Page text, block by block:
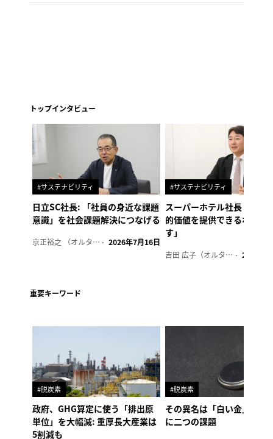
トップインタビュー
#サステナビリティ
日立SC社長: 「社員の身近な課題
意識」を社会課題解決につなげる
京正裕之 （オルタナ副編集長） 2026年7月16日
#サステナビリティ
スーパーホテル社長「地域
的価値を提供できるホテル
す」
吉田 広子（オルタナ輪番編集長） 2026年6
重要キーワード
#脱炭素
政府、GHG算定に使う「排出原
単位」を大幅減: 重厚長大産業は
5割減も
#脱炭素
その異名は「白い金」、リ
に二つの課題